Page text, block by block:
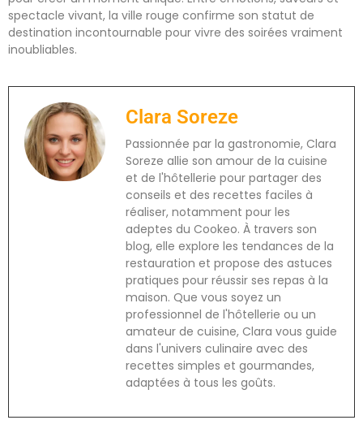
spectacle vivant, la ville rouge confirme son statut de
destination incontournable pour vivre des soirées vraiment
inoubliables.
Clara Soreze
Passionnée par la gastronomie, Clara
Soreze allie son amour de la cuisine
et de l'hôtellerie pour partager des
conseils et des recettes faciles à
réaliser, notamment pour les
adeptes du Cookeo. À travers son
blog, elle explore les tendances de la
restauration et propose des astuces
pratiques pour réussir ses repas à la
maison. Que vous soyez un
professionnel de l'hôtellerie ou un
amateur de cuisine, Clara vous guide
dans l'univers culinaire avec des
recettes simples et gourmandes,
adaptées à tous les goûts.